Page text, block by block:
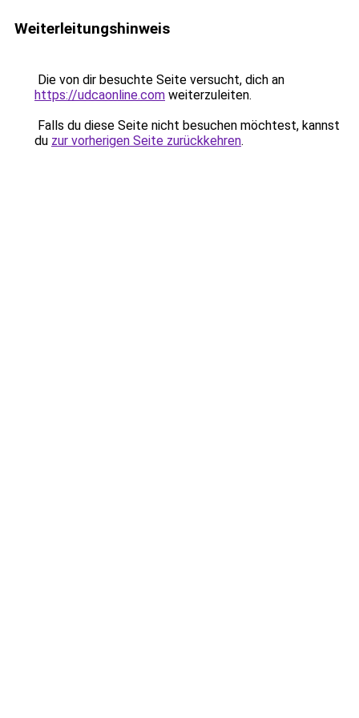
Weiterleitungshinweis
Die von dir besuchte Seite versucht, dich an
https://udcaonline.com weiterzuleiten.
Falls du diese Seite nicht besuchen möchtest, kannst
du zur vorherigen Seite zurückkehren.